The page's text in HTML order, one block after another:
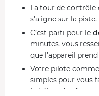
La tour de contrôle
s’aligne sur la
C’est parti pour le
minutes, vous
que l’appareil
Votre pilote
simples pour vous
inédites
des